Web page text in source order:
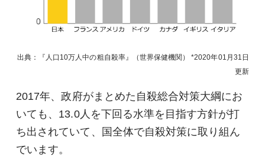
出典：『人口10万人中の粗自殺率』（世界保健機関） 2020年01月31日
更新
2017年、政府がまとめた自殺総合対策大綱にお
いても、13.0人を下回る水準を目指す方針が打
ち出されていて、国全体で自殺対策に取り組ん
でいます。